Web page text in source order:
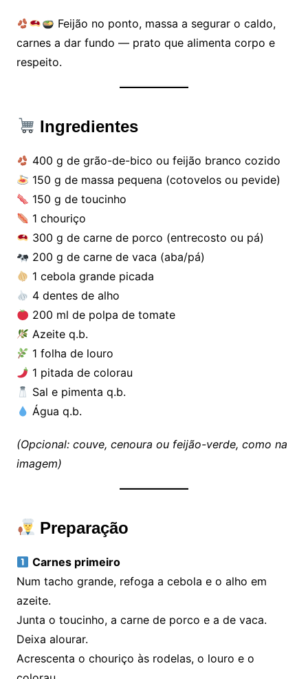
Feijão no ponto, massa a segurar o caldo,
carnes a dar fundo — prato que alimenta corpo e
respeito.
Ingredientes
400 g de grão-de-bico ou feijão branco cozido
150 g de massa pequena (cotovelos ou pevide)
150 g de toucinho
1 chouriço
300 g de carne de porco (entrecosto ou pá)
200 g de carne de vaca (aba/pá)
1 cebola grande picada
4 dentes de alho
200 ml de polpa de tomate
Azeite q.b.
1 folha de louro
1 pitada de colorau
Sal e pimenta q.b.
Água q.b.
(Opcional: couve, cenoura ou feijão-verde, como na
imagem)
Preparação
Carnes primeiro
Num tacho grande, refoga a cebola e o alho em
azeite.
Junta o toucinho, a carne de porco e a de vaca.
Deixa alourar.
Acrescenta o chouriço às rodelas, o louro e o